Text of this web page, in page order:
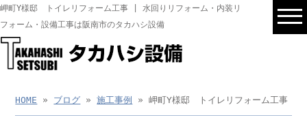
岬町Y様邸 トイレリフォーム工事 | 水回りリフォーム・内装リ
フォーム・設備工事は阪南市のタカハシ設備
HOME » ブログ »施工事例 » 岬町Y様邸 トイレリフォーム工事